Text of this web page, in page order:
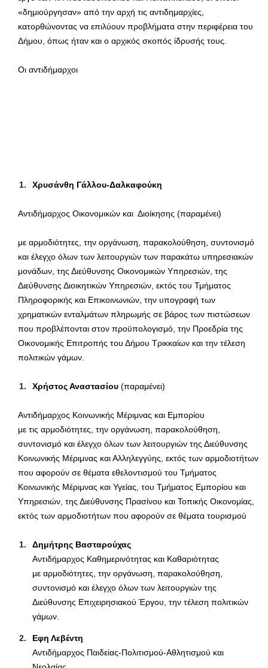
«δημιούργησαν» από την αρχή τις αντιδημαρχίες,
κατορθώνοντας να επιλύουν προβλήματα στην περιφέρεια του
Δήμου, όπως ήταν και ο αρχικός σκοπός ίδρυσής τους.
Οι αντιδήμαρχοι
Χρυσάνθη Γάλλου-Δαλκαφούκη
Αντιδήμαρχος Οικονομικών και Διοίκησης (παραμένει)
με αρμοδιότητες, την οργάνωση, παρακολούθηση, συντονισμό
και έλεγχο όλων των λειτουργιών των παρακάτω υπηρεσιακών
μονάδων, της Διεύθυνσης Οικονομικών Υπηρεσιών, της
Διεύθυνσης Διοικητικών Υπηρεσιών, εκτός του Τμήματος
Πληροφορικής και Επικοινωνιών, την υπογραφή των
χρηματικών ενταλμάτων πληρωμής σε βάρος των πιστώσεων
που προβλέπονται στον προϋπολογισμό, την Προεδρία της
Οικονομικής Επιτροπής του Δήμου Τρικκαίων και την τέλεση
πολιτικών γάμων.
Χρήστος Αναστασίου (παραμένει)
Αντιδήμαρχος Κοινωνικής Μέριμνας και Εμπορίου
με τις αρμοδιότητες, την οργάνωση, παρακολούθηση,
συντονισμό και έλεγχο όλων των λειτουργιών της Διεύθυνσης
Κοινωνικής Μέριμνας και Αλληλεγγύης, εκτός των αρμοδιοτήτων
που αφορούν σε θέματα εθελοντισμού του Τμήματος
Κοινωνικής Μέριμνας και Υγείας, του Τμήματος Εμπορίου και
Υπηρεσιών, της Διεύθυνσης Πρασίνου και Τοπικής Οικονομίας,
εκτός των αρμοδιοτήτων που αφορούν σε θέματα τουρισμού
Δημήτρης Βασταρούχας
Αντιδήμαρχος Καθημερινότητας και Καθαριότητας
με αρμοδιότητες, την οργάνωση, παρακολούθηση,
συντονισμό και έλεγχο όλων των λειτουργιών της
Διεύθυνσης Επιχειρησιακού Έργου, την τέλεση πολιτικών
γάμων.
Εφη Λεβέντη
Αντιδήμαρχος Παιδείας-Πολιτισμού-Αθλητισμού και